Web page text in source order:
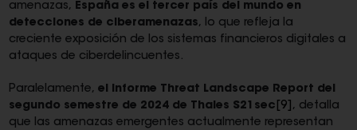
amenazas, España es el tercer país del mundo en
detecciones de ciberamenazas, lo que refleja la
creciente exposición de los sistemas financieros digitales a
ataques de ciberdelincuentes.
Paralelamente, el informe Threat Landscape Report del
segundo semestre de 2024 de Thales S21sec [9] , detalla
que las amenazas emergentes actualmente representan